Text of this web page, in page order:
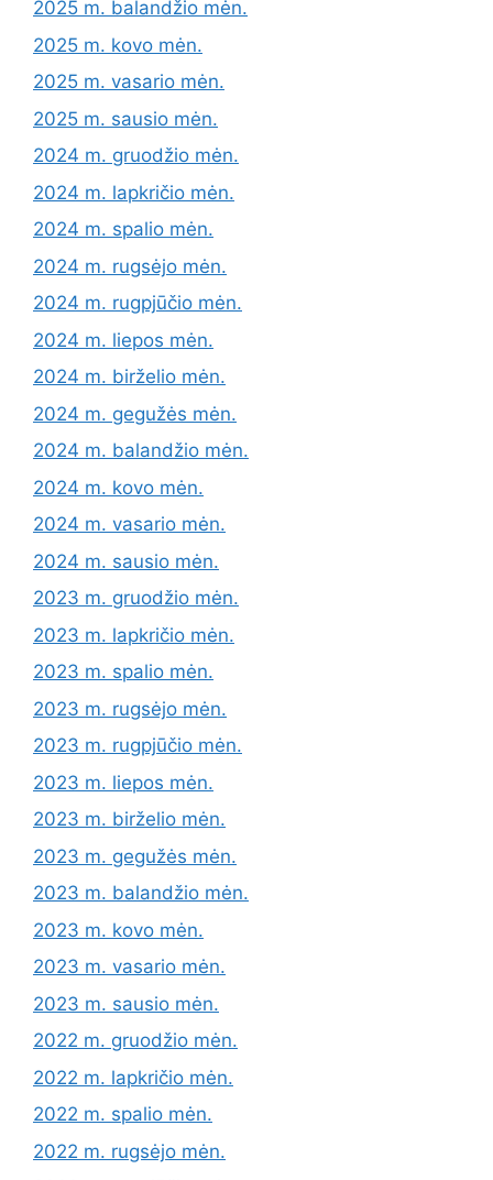
2025 m. balandžio mėn.
2025 m. kovo mėn.
2025 m. vasario mėn.
2025 m. sausio mėn.
2024 m. gruodžio mėn.
2024 m. lapkričio mėn.
2024 m. spalio mėn.
2024 m. rugsėjo mėn.
2024 m. rugpjūčio mėn.
2024 m. liepos mėn.
2024 m. birželio mėn.
2024 m. gegužės mėn.
2024 m. balandžio mėn.
2024 m. kovo mėn.
2024 m. vasario mėn.
2024 m. sausio mėn.
2023 m. gruodžio mėn.
2023 m. lapkričio mėn.
2023 m. spalio mėn.
2023 m. rugsėjo mėn.
2023 m. rugpjūčio mėn.
2023 m. liepos mėn.
2023 m. birželio mėn.
2023 m. gegužės mėn.
2023 m. balandžio mėn.
2023 m. kovo mėn.
2023 m. vasario mėn.
2023 m. sausio mėn.
2022 m. gruodžio mėn.
2022 m. lapkričio mėn.
2022 m. spalio mėn.
2022 m. rugsėjo mėn.